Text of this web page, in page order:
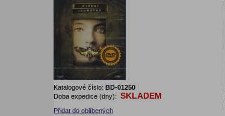
Katalogové číslo: BD-01250
Doba expedice (dny): SKLADEM
Přidat do oblíbených